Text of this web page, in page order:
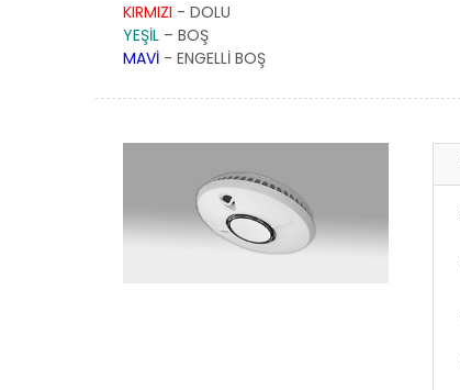
KIRMIZI - DOLU
YEŞİL – BOŞ
MAVİ - ENGELLİ BOŞ